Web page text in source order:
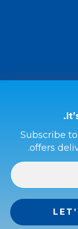
Subscribe
offers
في الوصف أو إذا